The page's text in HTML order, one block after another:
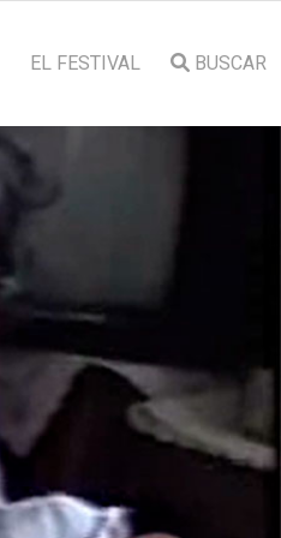
EL FESTIVAL BUSCAR